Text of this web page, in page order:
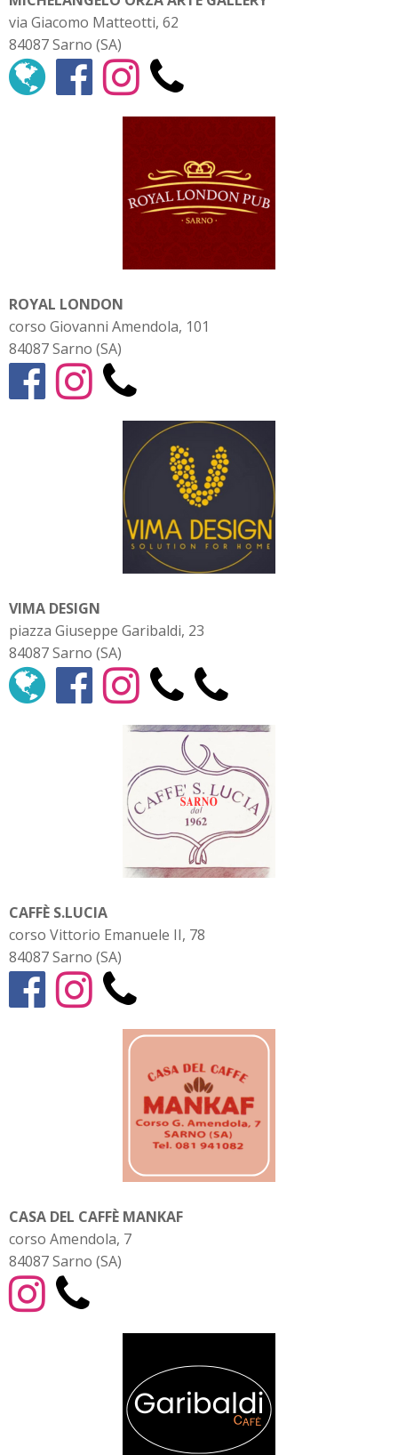
via Giacomo Matteotti, 62
84087 Sarno (SA)
ROYAL LONDON
corso Giovanni Amendola, 101
84087 Sarno (SA)
VIMA DESIGN
piazza Giuseppe Garibaldi, 23
84087 Sarno (SA)
CAFFÈ S.LUCIA
corso Vittorio Emanuele II, 78
84087 Sarno (SA)
CASA DEL CAFFÈ MANKAF
corso Amendola, 7
84087 Sarno (SA)